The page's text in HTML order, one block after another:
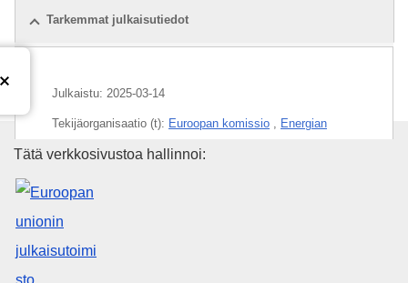
Tarkemmat julkaisutiedot
Julkaistu: 2025-03-14
Tekijäorganisaatio (t): Euroopan komissio
Energian
IMMC : Ares(2025)2065572
Euroopan unionin
Tätä verkkosivustoa hallinnoi: